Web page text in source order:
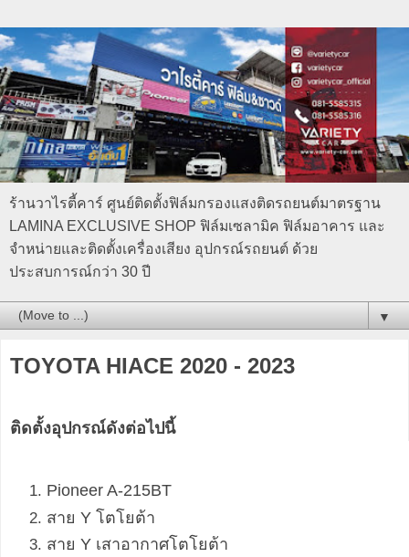
ร้านวาไรตี้คาร์ ศูนย์ติดตั้งฟิล์มกรองแสงติดรถยนต์มาตรฐาน
LAMINA EXCLUSIVE SHOP ฟิล์มเซลามิค ฟิล์มอาคาร และ
จำหน่ายและติดตั้งเครื่องเสียง อุปกรณ์รถยนต์ ด้วย
ประสบการณ์กว่า 30 ปี
▼
TOYOTA HIACE 2020 - 2023
ติดตั้งอุปกรณ์ดังต่อไปนี้
Pioneer A-215BT
สาย Y โตโยต้า
สาย Y เสาอากาศโตโยต้า